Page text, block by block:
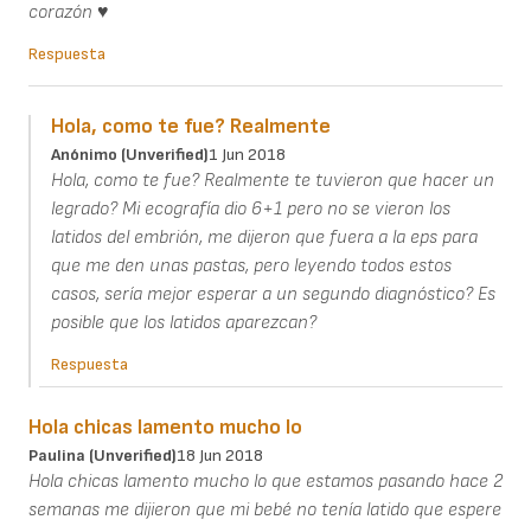
corazón ♥
Respuesta
Hola, como te fue? Realmente
Anónimo (unverified)1 Jun 2018
Hola, como te fue? Realmente te tuvieron que hacer un
legrado? Mi ecografía dio 6+1 pero no se vieron los
latidos del embrión, me dijeron que fuera a la eps para
que me den unas pastas, pero leyendo todos estos
casos, sería mejor esperar a un segundo diagnóstico? Es
posible que los latidos aparezcan?
Respuesta
Hola chicas lamento mucho lo
Paulina (unverified)18 Jun 2018
Hola chicas lamento mucho lo que estamos pasando hace 2
semanas me dijieron que mi bebé no tenía latido que espere